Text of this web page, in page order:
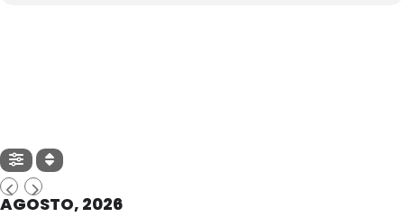
AGOSTO, 2026